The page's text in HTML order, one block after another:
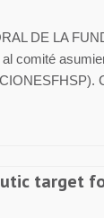
DE LA
comité
target